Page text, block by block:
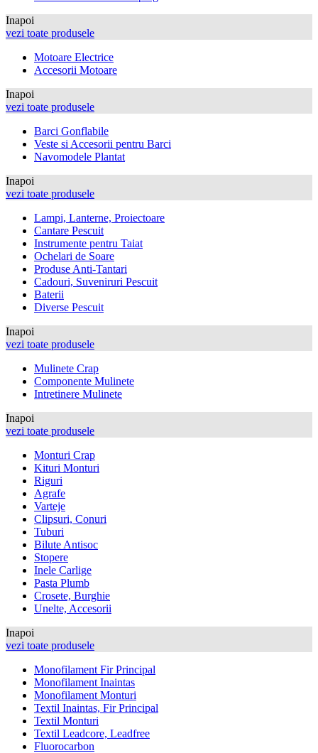
Inapoi
vezi toate produsele
Motoare Electrice
Accesorii Motoare
Inapoi
vezi toate produsele
Barci Gonflabile
Veste si Accesorii pentru Barci
Navomodele Plantat
Inapoi
vezi toate produsele
Lampi, Lanterne, Proiectoare
Cantare Pescuit
Instrumente pentru Taiat
Ochelari de Soare
Produse Anti-Tantari
Cadouri, Suveniruri Pescuit
Baterii
Diverse Pescuit
Inapoi
vezi toate produsele
Mulinete Crap
Componente Mulinete
Intretinere Mulinete
Inapoi
vezi toate produsele
Monturi Crap
Kituri Monturi
Riguri
Agrafe
Varteje
Clipsuri, Conuri
Tuburi
Bilute Antisoc
Stopere
Inele Carlige
Pasta Plumb
Crosete, Burghie
Unelte, Accesorii
Inapoi
vezi toate produsele
Monofilament Fir Principal
Monofilament Inaintas
Monofilament Monturi
Textil Inaintas, Fir Principal
Textil Monturi
Textil Leadcore, Leadfree
Fluorocarbon